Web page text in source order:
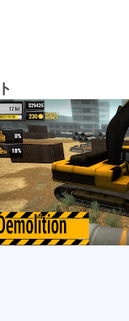
します
構築し、管理
自分自身を豊か